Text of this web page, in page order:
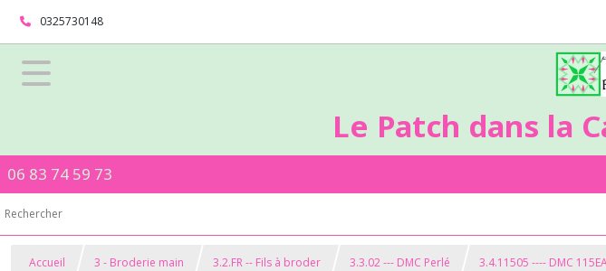
0325730148
Le Patch dans la
06 83 74 59 73
Accueil 3 - Broderie main 3.2.FR -- Fils à broder 3.3.02 --- DMC Perlé 3.4.11505 ---- DMC